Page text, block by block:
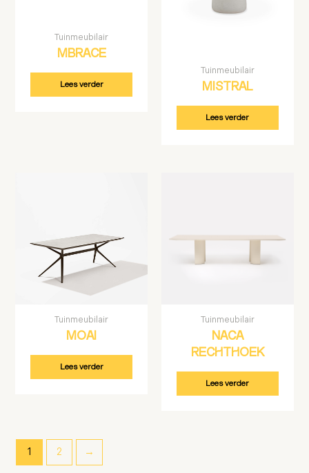
Tuinmeubilair
MBRACE
Lees verder
Tuinmeubilair
MISTRAL
Lees verder
Tuinmeubilair
MOAI
Lees verder
Tuinmeubilair
NACA
RECHTHOEK
Lees verder
1 2 →